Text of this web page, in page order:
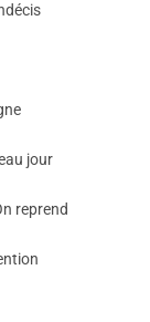
jour
reprend